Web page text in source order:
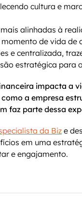
cultura e
alinhadas à
de vida de
e centralizada,
estratégica para
impacta a
a empresa
faz parte dessa
da Biz e
em uma
e engajamento.